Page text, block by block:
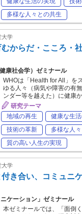
多様な人々との共生
大学
からだ・こころ・
康社会学）ゼミナール
WHOは「Health for All」を
ゆる人々（病気や障害の有
ンダー等を越えた）に健康
研究テーマ
地域の再生
健康な生
技術の革新
多様な人
質の高い人生の実現
大学
付き合い、コミュニ
ケーション」ゼミナール
本ゼミナールでは、「面倒